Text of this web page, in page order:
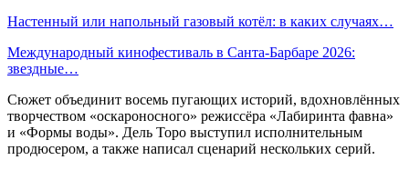
Настенный или напольный газовый котёл: в каких случаях…
Международный кинофестиваль в Санта-Барбаре 2026:
звездные…
Сюжет объединит восемь пугающих историй, вдохновлённых
творчеством «оскароносного» режиссёра «Лабиринта фавна»
и «Формы воды». Дель Торо выступил исполнительным
продюсером, а также написал сценарий нескольких серий.